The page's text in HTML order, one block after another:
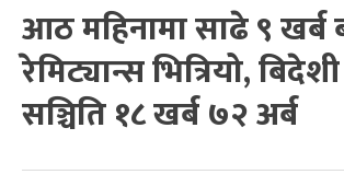
आठ महिनामा साढे ९ खर्ब
रेमिट्यान्स भित्रियो, बिदेशी
सञ्चिति १८ खर्ब ७२ अर्ब